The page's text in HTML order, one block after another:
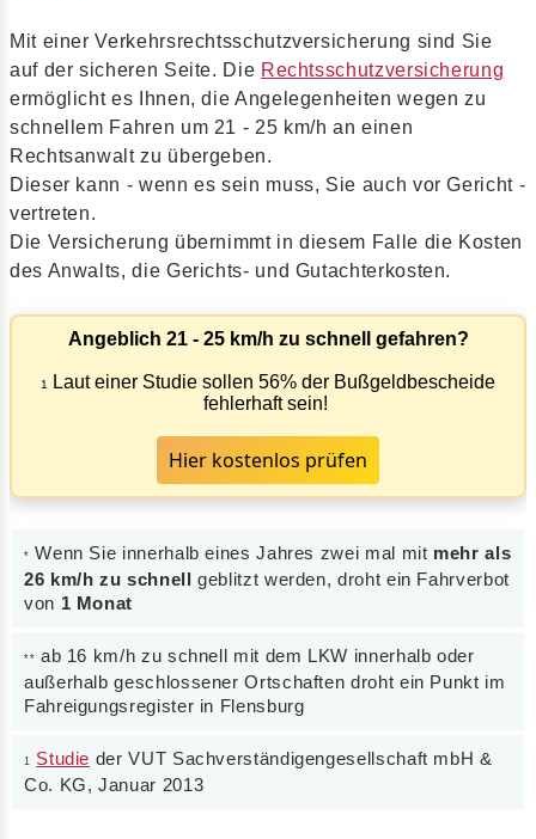
Mit einer Verkehrsrechtsschutzversicherung sind Sie
auf der sicheren Seite. Die Rechtsschutzversicherung
ermöglicht es Ihnen, die Angelegenheiten wegen zu
schnellem Fahren um 21 - 25 km/h an einen
Rechtsanwalt zu übergeben.
Dieser kann - wenn es sein muss, Sie auch vor Gericht -
vertreten.
Die Versicherung übernimmt in diesem Falle die Kosten
des Anwalts, die Gerichts- und Gutachterkosten.
Angeblich 21 - 25 km/h zu schnell gefahren?
1
Laut einer Studie sollen 56% der Bußgeldbescheide
fehlerhaft sein!
Hier kostenlos prüfen
* Wenn Sie innerhalb eines Jahres zwei mal mit mehr als
26 km/h zu schnell geblitzt werden, droht ein Fahrverbot
von 1 Monat
** ab 16 km/h zu schnell mit dem LKW innerhalb oder
außerhalb geschlossener Ortschaften droht ein Punkt im
Fahreigungsregister in Flensburg
1 Studie der VUT Sachverständigengesellschaft mbH &
Co. KG, Januar 2013